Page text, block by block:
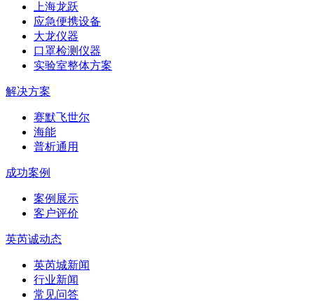
上海龙跃
应急便携设备
大龙仪器
口罩检测仪器
实验室整体方案
解决方案
赛默飞世尔
海能
普析通用
成功案例
案例展示
客户评价
英芮诚动态
英芮城新闻
行业新闻
常见问答